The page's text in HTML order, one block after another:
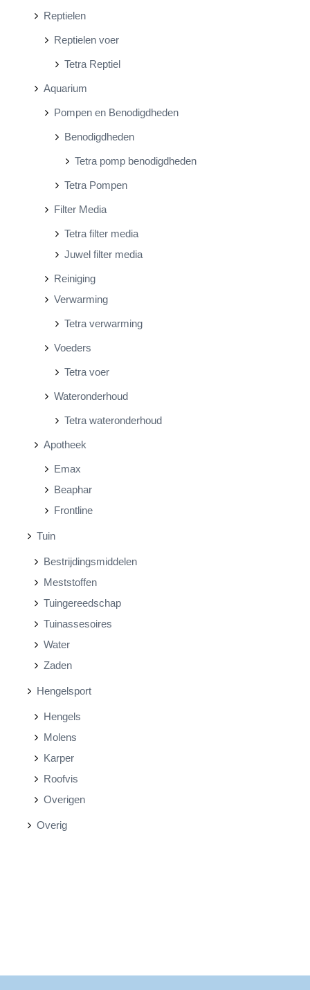
Reptielen
Reptielen voer
Tetra Reptiel
Aquarium
Pompen en Benodigdheden
Benodigdheden
Tetra pomp benodigdheden
Tetra Pompen
Filter Media
Tetra filter media
Juwel filter media
Reiniging
Verwarming
Tetra verwarming
Voeders
Tetra voer
Wateronderhoud
Tetra wateronderhoud
Apotheek
Emax
Beaphar
Frontline
Tuin
Bestrijdingsmiddelen
Meststoffen
Tuingereedschap
Tuinassesoires
Water
Zaden
Hengelsport
Hengels
Molens
Karper
Roofvis
Overigen
Overig